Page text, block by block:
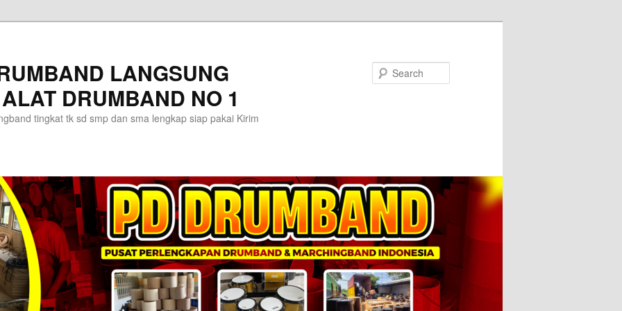
LANGSUNG
DRUMBAND NO 1
tingkat tk sd smp dan sma lengkap siap pakai Kirim